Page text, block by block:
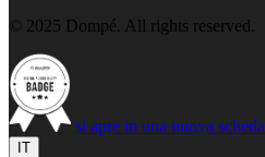
© 2025 Dompé. All rights reserved.
si apre in una nuova scheda
IT